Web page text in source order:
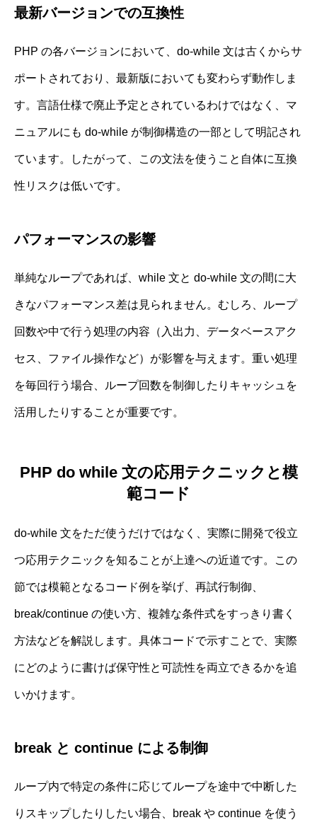
最新バージョンでの互換性
PHP の各バージョンにおいて、do-while 文は古くからサ
ポートされており、最新版においても変わらず動作しま
す。言語仕様で廃止予定とされているわけではなく、マ
ニュアルにも do-while が制御構造の一部として明記され
ています。したがって、この文法を使うこと自体に互換
性リスクは低いです。
パフォーマンスの影響
単純なループであれば、while 文と do-while 文の間に大
きなパフォーマンス差は見られません。むしろ、ループ
回数や中で行う処理の内容（入出力、データベースアク
セス、ファイル操作など）が影響を与えます。重い処理
を毎回行う場合、ループ回数を制御したりキャッシュを
活用したりすることが重要です。
PHP do while 文の応用テクニックと模
範コード
do-while 文をただ使うだけではなく、実際に開発で役立
つ応用テクニックを知ることが上達への近道です。この
節では模範となるコード例を挙げ、再試行制御、
break/continue の使い方、複雑な条件式をすっきり書く
方法などを解説します。具体コードで示すことで、実際
にどのように書けば保守性と可読性を両立できるかを追
いかけます。
break と continue による制御
ループ内で特定の条件に応じてループを途中で中断した
りスキップしたりしたい場合、break や continue を使う